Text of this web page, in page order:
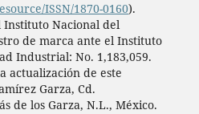
ISSN/1870-0160).
Instituto Nacional del
de marca ante el Instituto
Industrial: No. 1,183,059.
actualización de este
Garza, Cd.
de los Garza, N.L., México.